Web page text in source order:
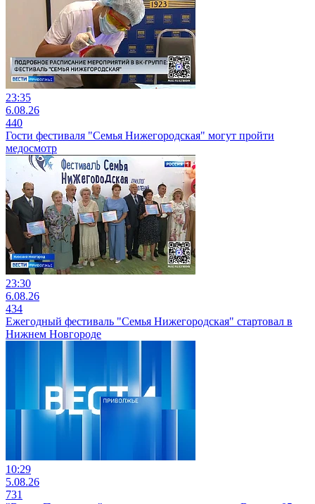
23:35
6.08.26
440
Гости фестиваля "Семья Нижегородская" могут пройти
медосмотр
23:30
6.08.26
434
Ежегодный фестиваль "Семья Нижегородская" стартовал в
Нижнем Новгороде
10:29
5.08.26
731